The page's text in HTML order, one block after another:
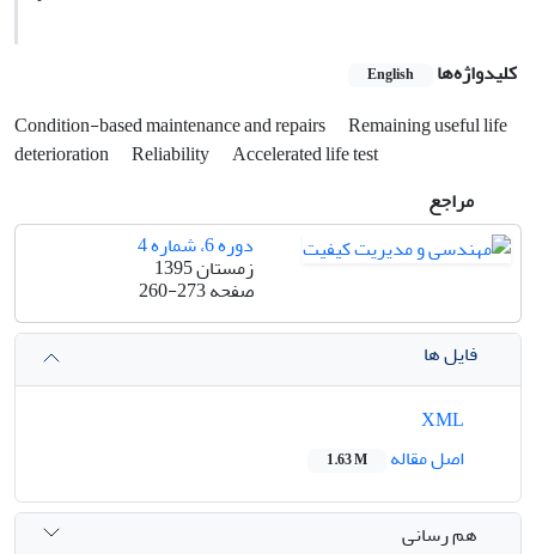
کلیدواژه‌ها English
Condition-based maintenance and repairs
Remaining useful life
deterioration
Reliability
Accelerated life test
مراجع
دوره 6، شماره 4
زمستان 1395
صفحه260-273
فایل ها
اصل مقاله
1.63 M
هم رسانی